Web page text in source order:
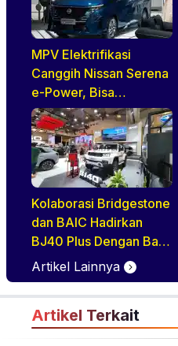
MPV Elektrifikasi
Canggih Nissan Serena
e-Power, Bisa
Diandalkan Untuk
Kebutuhan Harian
Keluarga
Kolaborasi Bridgestone
dan BAIC Hadirkan
BJ40 Plus Dengan Ban
All-Terrain di GIIAS
2026
Artikel Lainnya
Artikel Terkait